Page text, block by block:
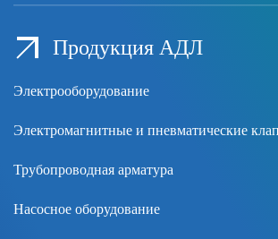
Продукция АДЛ
Электрооборудование
Электромагнитные и пневматические
Трубопроводная арматура
Насосное оборудование